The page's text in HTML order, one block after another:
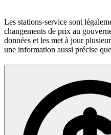
Les stations-service sont
changements de prix au
données et les met à jour
une information aussi précise